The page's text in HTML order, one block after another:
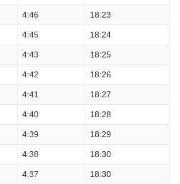
4:46 18:23
4:45 18:24
4:43 18:25
4:42 18:26
4:41 18:27
4:40 18:28
4:39 18:29
4:38 18:30
4:37 18:30